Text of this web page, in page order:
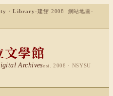
· Library ·建館 2008 網站地圖 ·
文學館
Archivesest. 2008 · NSYSU